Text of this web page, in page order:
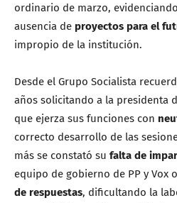
ordinario de marzo,
ausencia de proyectos para el
impropio de la institución.
Desde el Grupo Socialista
años solicitando a la presidenta
que ejerza sus funciones con
correcto desarrollo de las
más se constató su falta de
equipo de gobierno de PP y Vox
de respuestas, dificultando la